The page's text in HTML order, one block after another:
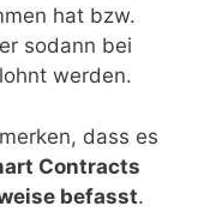
hat bzw.
sodann bei
werden.
dass es
Contracts
befasst.